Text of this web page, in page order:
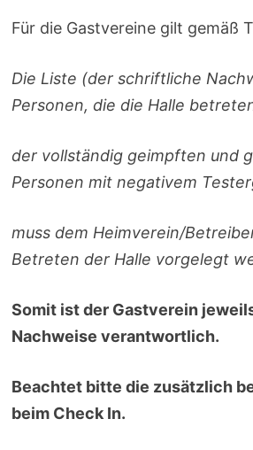
Für die Gastvereine gilt gemäß
Die Liste (der schriftliche
Personen, die die Halle
der vollständig geimpften und
Personen mit negativem
muss dem Heimverein/
Betreten der Halle vorgelegt
Somit ist der Gastverein
Nachweise verantwortlich.
Beachtet bitte die zusätzlich
beim Check In.